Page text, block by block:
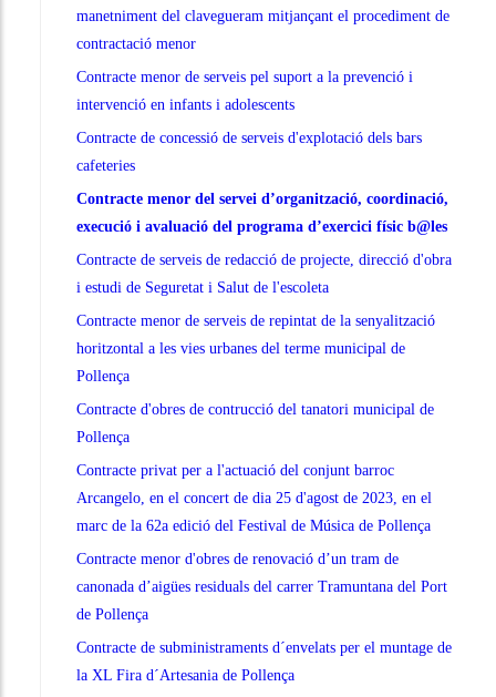
manetniment del clavegueram mitjançant el procediment de
contractació menor
Contracte menor de serveis pel suport a la prevenció i
intervenció en infants i adolescents
Contracte de concessió de serveis d'explotació dels bars
cafeteries
Contracte menor del servei d’organització, coordinació,
execució i avaluació del programa d’exercici físic b@les
Contracte de serveis de redacció de projecte, direcció d'obra
i estudi de Seguretat i Salut de l'escoleta
Contracte menor de serveis de repintat de la senyalització
horitzontal a les vies urbanes del terme municipal de
Pollença
Contracte d'obres de contrucció del tanatori municipal de
Pollença
Contracte privat per a l'actuació del conjunt barroc
Arcangelo, en el concert de dia 25 d'agost de 2023, en el
marc de la 62a edició del Festival de Música de Pollença
Contracte menor d'obres de renovació d’un tram de
canonada d’aigües residuals del carrer Tramuntana del Port
de Pollença
Contracte de subministraments d´envelats per el muntage de
la XL Fira d´Artesania de Pollença